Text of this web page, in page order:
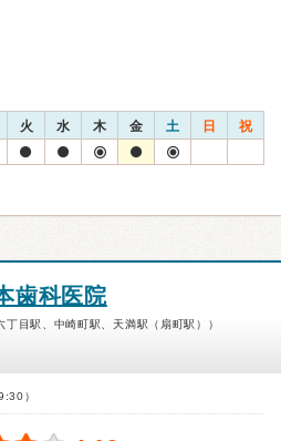
火 水 木 金 土 日 祝
歯科医院
目駅、中崎町駅、天満駅（扇町駅））
）